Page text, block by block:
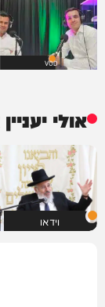
VOD
אולי
וידאו